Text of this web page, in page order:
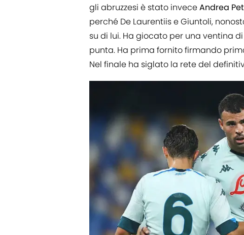
gli abruzzesi è stato inveceAndrea
perché De Laurentiis e Giuntoli,
su di lui. Ha giocato per una ventina
punta. Ha prima fornito firmando
Nel finale ha siglato la rete del